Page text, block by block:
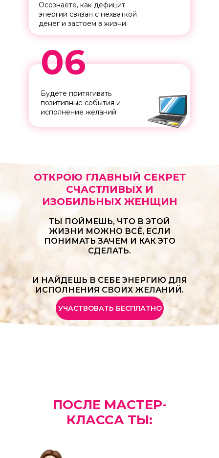
Осознаете, как дефицит
энергии связан с нехваткой
денег и застоем в жизни
Будете притягивать
позитивные события и
исполнение желаний
06
ОТКРОЮ ГЛАВНЫЙ СЕКРЕТ
СЧАСТЛИВЫХ И
ИЗОБИЛЬНЫХ ЖЕНЩИН
ТЫ ПОЙМЕШЬ, ЧТО В ЭТОЙ
ЖИЗНИ МОЖНО ВСЁ, ЕСЛИ
ПОНИМАТЬ ЗАЧЕМ И КАК ЭТО
СДЕЛАТЬ.
И НАЙДЕШЬ В СЕБЕ ЭНЕРГИЮ ДЛЯ
ИСПОЛНЕНИЯ СВОИХ ЖЕЛАНИЙ.
УЧАСТВОВАТЬ БЕСПЛАТНО
ПОСЛЕ МАСТЕР-
КЛАССА ТЫ: